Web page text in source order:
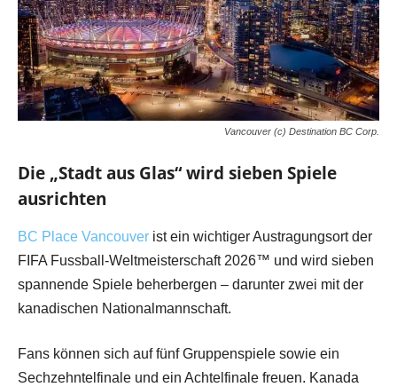
Vancouver (c) Destination BC Corp.
Die „Stadt aus Glas“ wird sieben Spiele
ausrichten
BC Place Vancouver ist ein wichtiger Austragungsort der
FIFA Fussball-Weltmeisterschaft 2026™ und wird sieben
spannende Spiele beherbergen – darunter zwei mit der
kanadischen Nationalmannschaft.
Fans können sich auf fünf Gruppenspiele sowie ein
Sechzehntelfinale und ein Achtelfinale freuen. Kanada